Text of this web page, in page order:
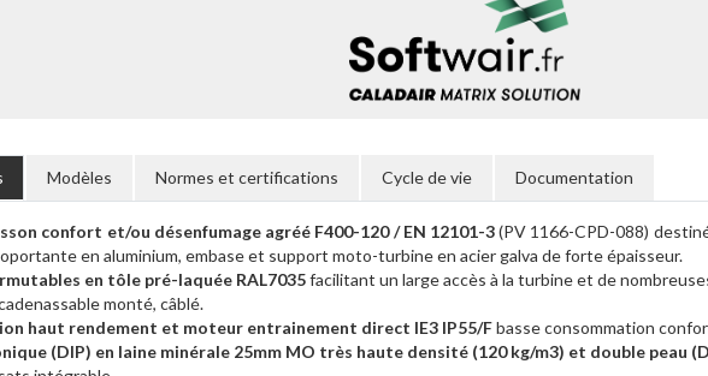
Modèles Normes et certifications Cycle de vie Documentation
confort et/ou désenfumage agréé F400-120 / EN 12101-3(PV 1166-CPD-088)
en aluminium, embase et support moto-turbine en acier galva de forte épaisseur.
en tôle pré-laquée RAL7035facilitant un large accès à la turbine et de
monté, câblé.
haut rendement et moteur entrainement direct IE3 IP55/Fbasse consommation
(DIP) en laine minérale 25mm MO très haute densité (120 kg/m3) et double peau